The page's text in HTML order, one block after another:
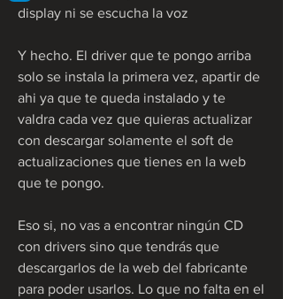
display ni se escucha la voz
Y hecho. El driver que te pongo arriba
solo se instala la primera vez, apartir de
ahi ya que te queda instalado y te
valdra cada vez que quieras actualizar
con descargar solamente el soft de
actualizaciones que tienes en la web
que te pongo.
Eso si, no vas a encontrar ningún CD
con drivers sino que tendrás que
descargarlos de la web del fabricante
para poder usarlos. Lo que no falta en el